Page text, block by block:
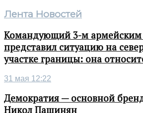
Лента Новостей
Командующий 3-м армейским
представил ситуацию на
участке границы: она
31 мая 12:22
Демократия — основной
Никол Пашинян